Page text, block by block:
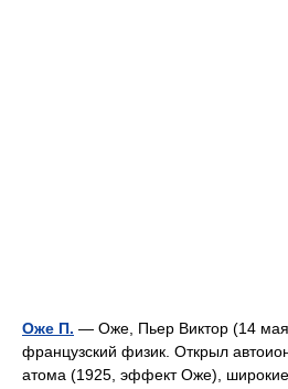
Оже П. — Оже, Пьер Виктор (14
французский физик. Открыл
атома (1925, эффект Оже),